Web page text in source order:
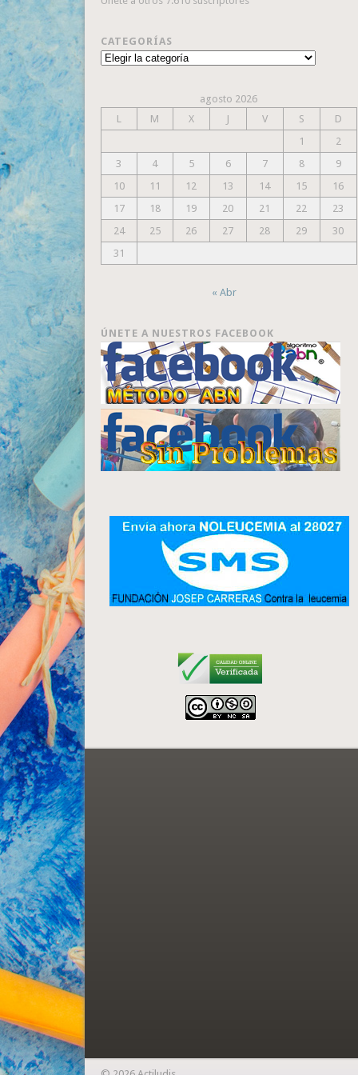
CATEGORÍAS
Categorías
agosto 2026
L
M X J V S
D
1
2
3
4 5 6 7 8
9
10
11 12 13 14 15
16
17
18 19 20 21 22
23
24
25 26 27 28 29
30
31
« Abr
ÚNETE A NUESTROS FACEBOOK